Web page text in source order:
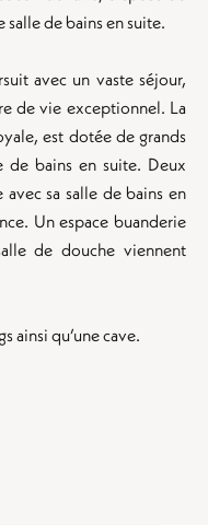
de bains en suite.
avec un vaste séjour,
de vie exceptionnel. La
est dotée de grands
de bains en suite. Deux
avec sa salle de bains en
Un espace buanderie
de douche viennent
ainsi qu’une cave.